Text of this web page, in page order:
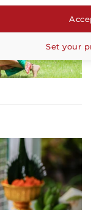
Set your